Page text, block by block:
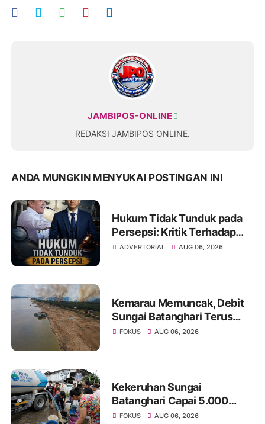
JAMBIPOS-ONLINE
REDAKSI JAMBIPOS ONLINE.
ANDA MUNGKIN MENYUKAI POSTINGAN INI
Hukum Tidak Tunduk pada
Persepsi: Kritik Terhadap
Monopoli Kebenaran oleh
ADVERTORIAL AUG 06, 2026
Kemarau Memuncak, Debit
Sungai Batanghari Terus
Menyusut, Jambi Hadapi
FOKUS AUG 06, 2026
Kekeruhan Sungai
Batanghari Capai 5.000
NTU, Distribusi Air PDAM
FOKUS AUG 06, 2026